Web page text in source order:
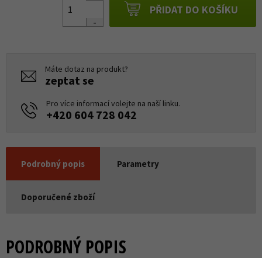
PŘIDAT DO KOŠÍKU
Máte dotaz na produkt?
zeptat se
Pro více informací volejte na naší linku.
+420 604 728 042
Podrobný popis Parametry
Doporučené zboží
PODROBNÝ POPIS